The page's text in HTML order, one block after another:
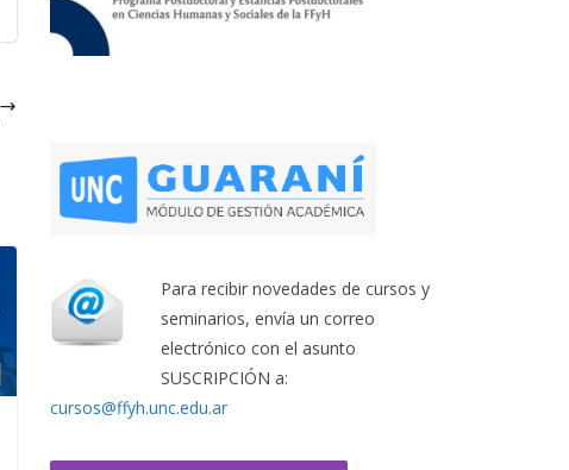
Para recibir novedades de cursos y
seminarios, envía un correo
electrónico con el asunto
SUSCRIPCIÓN a:
cursos@ffyh.unc.edu.ar